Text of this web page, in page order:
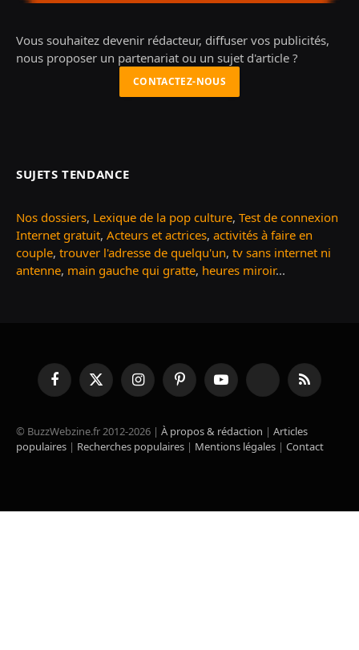
Vous souhaitez devenir rédacteur, diffuser vos publicités,
nous proposer un partenariat ou un sujet d'article ?
CONTACTEZ-NOUS
SUJETS TENDANCE
Nos dossiers, Lexique de la pop culture, Test de connexion
Internet gratuit, Acteurs et actrices, activités à faire en
couple, trouver l'adresse de quelqu'un, tv sans internet ni
antenne, main gauche qui gratte, heures miroir...
FacebookX
(Twitter)
InstagramPinterestYouTube TikTok RSS
© BuzzWebzine.fr 2012-2026 | À propos & rédaction | Articles
populaires | Recherches populaires | Mentions légales | Contact